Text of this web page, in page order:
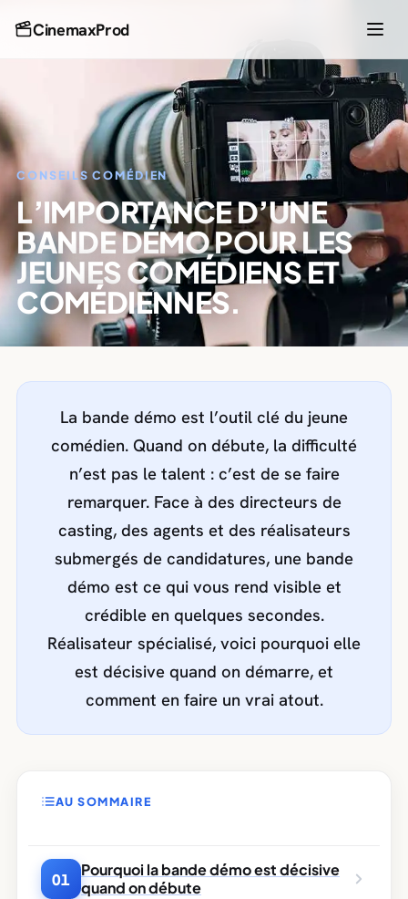
CinemaxProd
CONSEILS COMÉDIEN
L’IMPORTANCE D’UNE
BANDE DÉMO POUR LES
JEUNES COMÉDIENS ET
COMÉDIENNES.
La bande démo est l’outil clé du jeune
comédien. Quand on débute, la difficulté
n’est pas le talent : c’est de se faire
remarquer. Face à des directeurs de
casting, des agents et des réalisateurs
submergés de candidatures, une bande
démo est ce qui vous rend visible et
crédible en quelques secondes.
Réalisateur spécialisé, voici pourquoi elle
est décisive quand on démarre, et
comment en faire un vrai atout.
AU SOMMAIRE
01 Pourquoi la bande démo est décisive
quand on débute